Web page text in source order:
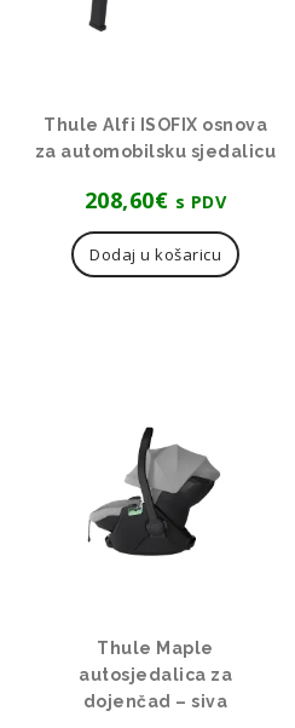
Thule Alfi ISOFIX osnova
za automobilsku sjedalicu
208,60€ s PDV
Dodaj u košaricu
Thule Maple
autosjedalica za
dojenčad – siva